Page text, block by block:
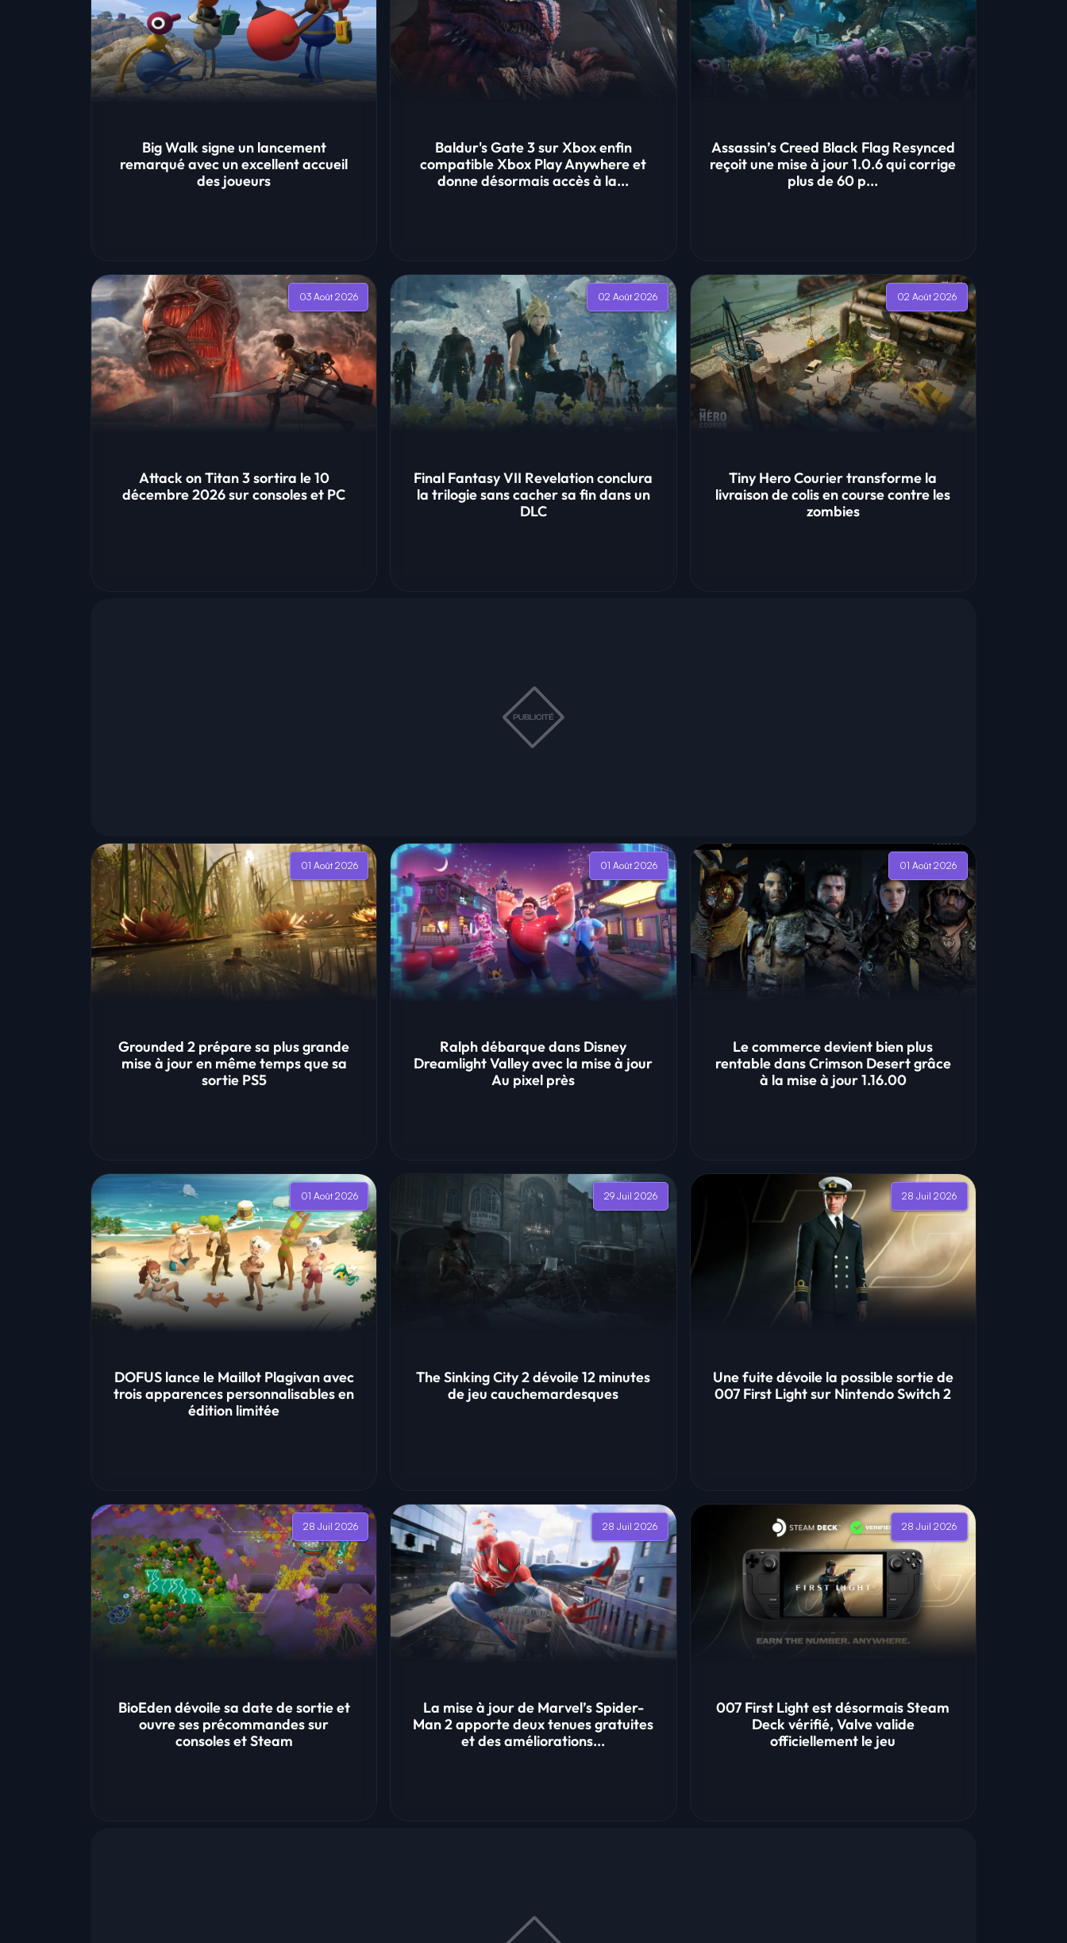
Big Walk signe un lancement
remarqué avec un excellent accueil
des joueurs
Baldur's Gate 3 sur Xbox enfin
compatible Xbox Play Anywhere et
donne désormais accès à la...
Assassin’s Creed Black Flag Resynced
reçoit une mise à jour 1.0.6 qui corrige
plus de 60 p...
03 Août 2026
Attack on Titan 3 sortira le 10
décembre 2026 sur consoles et PC
02 Août 2026
Final Fantasy VII Revelation conclura
la trilogie sans cacher sa fin dans un
DLC
02 Août 2026
Tiny Hero Courier transforme la
livraison de colis en course contre les
zombies
01 Août 2026
Grounded 2 prépare sa plus grande
mise à jour en même temps que sa
sortie PS5
01 Août 2026
Ralph débarque dans Disney
Dreamlight Valley avec la mise à jour
Au pixel près
01 Août 2026
Le commerce devient bien plus
rentable dans Crimson Desert grâce
à la mise à jour 1.16.00
01 Août 2026
DOFUS lance le Maillot Plagivan avec
trois apparences personnalisables en
édition limitée
29 Juil 2026
The Sinking City 2 dévoile 12 minutes
de jeu cauchemardesques
28 Juil 2026
Une fuite dévoile la possible sortie de
007 First Light sur Nintendo Switch 2
28 Juil 2026
BioEden dévoile sa date de sortie et
ouvre ses précommandes sur
consoles et Steam
28 Juil 2026
La mise à jour de Marvel’s Spider-
Man 2 apporte deux tenues gratuites
et des améliorations...
28 Juil 2026
007 First Light est désormais Steam
Deck vérifié, Valve valide
officiellement le jeu